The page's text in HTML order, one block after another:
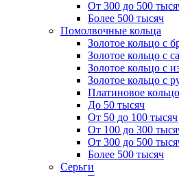
От 300 до 500
Более 500 тысяч
Помолвочные кольца
Золотое кольцо с
Золотое кольцо с
Золотое кольцо с
Золотое кольцо с
Платиновое
До 50 тысяч
От 50 до 100 тысяч
От 100 до 300
От 300 до 500
Более 500 тысяч
Серьги